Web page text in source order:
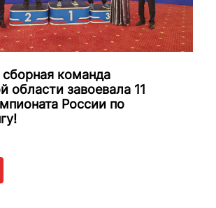
команда
области завоевала 11
России по